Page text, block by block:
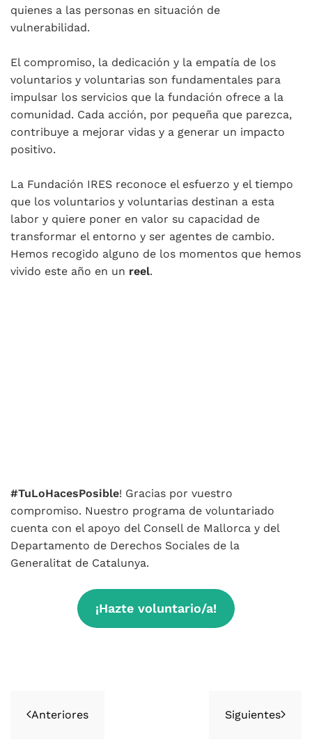
quienes a las personas en situación de
vulnerabilidad.
El compromiso, la dedicación y la empatía de los
voluntarios y voluntarias son fundamentales para
impulsar los servicios que la fundación ofrece a la
comunidad. Cada acción, por pequeña que parezca,
contribuye a mejorar vidas y a generar un impacto
positivo.
La Fundación IRES reconoce el esfuerzo y el tiempo
que los voluntarios y voluntarias destinan a esta
labor y quiere poner en valor su capacidad de
transformar el entorno y ser agentes de cambio.
Hemos recogido alguno de los momentos que hemos
vivido este año en un reel.
#TuLoHacesPosible! Gracias por vuestro
compromiso. Nuestro programa de voluntariado
cuenta con el apoyo del Consell de Mallorca y del
Departamento de Derechos Sociales de la
Generalitat de Catalunya.
¡Hazte voluntario/a!
Anteriores Siguientes